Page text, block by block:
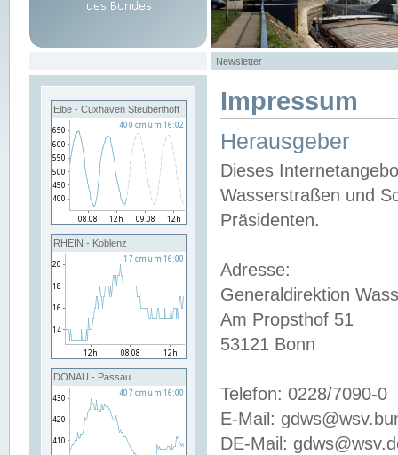
Newsletter
Elbe - Cuxhaven Steubenhöft
RHEIN - Koblenz
DONAU - Passau
Impressum
Herausgeber
Dieses
Wasserstraßen und
Präsidenten.
Adresse:
Generaldirektion
Am Propsthof 51
53121 Bonn
Telefon: 0228/7090-0
E-Mail:
DE-Mail: